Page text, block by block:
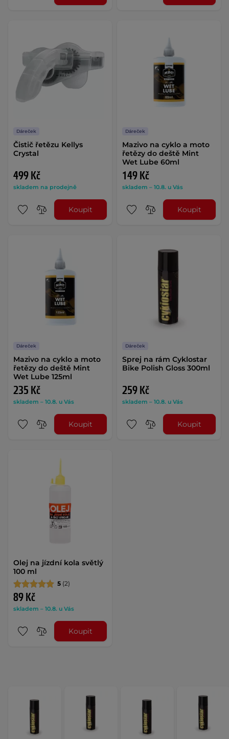
Dáreček
Čistič řetězu Kellys
Crystal
499 Kč
skladem na prodejně
Koupit
Dáreček
Mazivo na cyklo a moto
řetězy do deště Mint
Wet Lube 60ml
149 Kč
skladem – 10.8. u Vás
Koupit
Dáreček
Mazivo na cyklo a moto
řetězy do deště Mint
Wet Lube 125ml
235 Kč
skladem – 10.8. u Vás
Koupit
Dáreček
Sprej na rám Cyklostar
Bike Polish Gloss 300ml
259 Kč
skladem – 10.8. u Vás
Koupit
Olej na jízdní kola světlý
100 ml
5 (2)
89 Kč
skladem – 10.8. u Vás
Koupit